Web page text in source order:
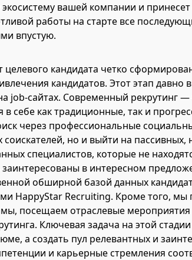
вашей компании и
работы на старте все
впустую.
целевого кандидата четко
кандидатов. Этот этап
job-сайтах. Современный рекрутинг
в себе как традиционные, так и
через профессиональные
соискателей, но и выйти на пассивных,
специалистов, которые не
в интересном
обширной базой данных
HappyStar Recruiting. Кроме того,
посещаем отраслевые
Ключевая задача на этой
а создать пул релевантных и
и карьерные стремления